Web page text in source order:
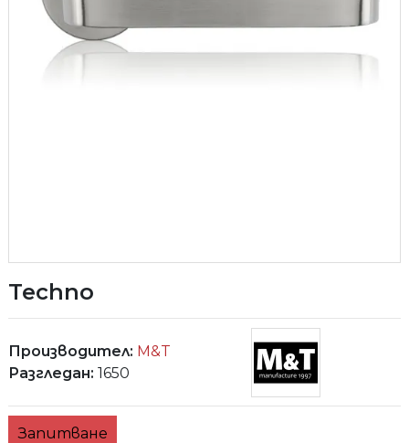
Techno
Производител: M&T
Разгледан: 1650
Запитване